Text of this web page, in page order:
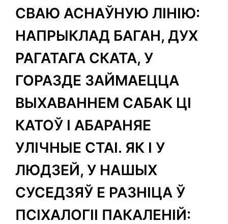
СВАЮ АСНАЎНУЮ ЛІНІЮ:
НАПРЫКЛАД БАГАН, ДУХ
РАГАТАГА СКАТА, У
ГОРАЗДЕ ЗАЙМАЕЦЦА
ВЫХАВАННЕМ САБАК ЦІ
КАТОЎ І АБАРАНЯЕ
УЛІЧНЫЕ СТАІ. ЯК І У
ЛЮДЗЕЙ, У НАШЫХ
СУСЕДЗЯЎ Е РАЗНІЦА Ў
ПСІХАЛОГІІ ПАКАЛЕНІЙ: